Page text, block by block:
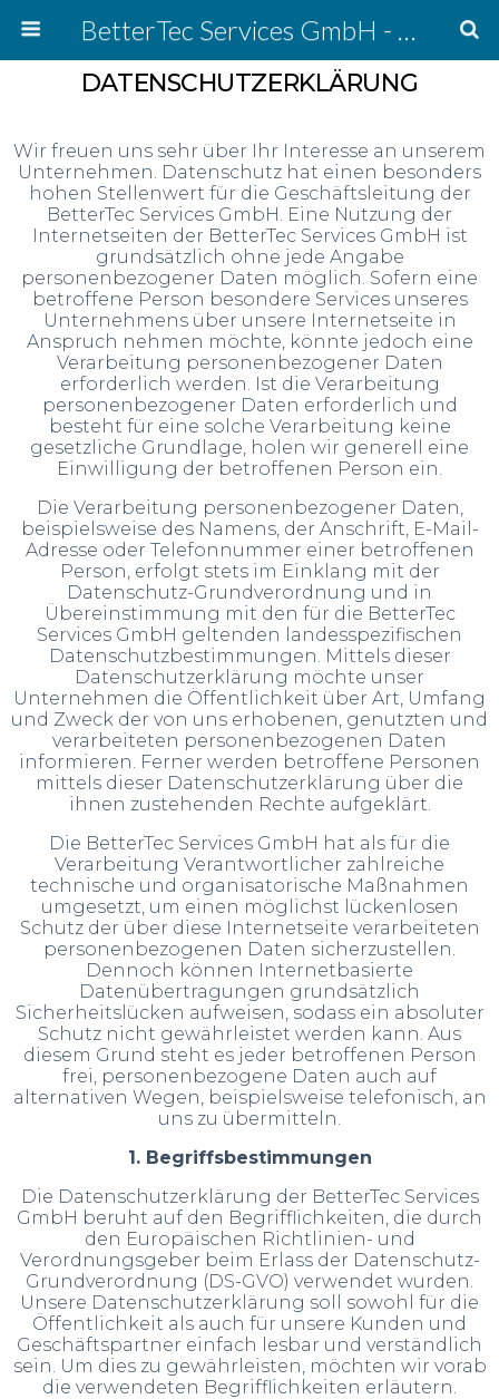
BetterTec Services GmbH - warehouse solutions
DATENSCHUTZERKLÄRUNG
Wir freuen uns sehr über Ihr Interesse an unserem
Unternehmen. Datenschutz hat einen besonders
hohen Stellenwert für die Geschäftsleitung der
BetterTec Services GmbH. Eine Nutzung der
Internetseiten der BetterTec Services GmbH ist
grundsätzlich ohne jede Angabe
personenbezogener Daten möglich. Sofern eine
betroffene Person besondere Services unseres
Unternehmens über unsere Internetseite in
Anspruch nehmen möchte, könnte jedoch eine
Verarbeitung personenbezogener Daten
erforderlich werden. Ist die Verarbeitung
personenbezogener Daten erforderlich und
besteht für eine solche Verarbeitung keine
gesetzliche Grundlage, holen wir generell eine
Einwilligung der betroffenen Person ein.
Die Verarbeitung personenbezogener Daten,
beispielsweise des Namens, der Anschrift, E-Mail-
Adresse oder Telefonnummer einer betroffenen
Person, erfolgt stets im Einklang mit der
Datenschutz-Grundverordnung und in
Übereinstimmung mit den für die BetterTec
Services GmbH geltenden landesspezifischen
Datenschutzbestimmungen. Mittels dieser
Datenschutzerklärung möchte unser
Unternehmen die Öffentlichkeit über Art, Umfang
und Zweck der von uns erhobenen, genutzten und
verarbeiteten personenbezogenen Daten
informieren. Ferner werden betroffene Personen
mittels dieser Datenschutzerklärung über die
ihnen zustehenden Rechte aufgeklärt.
Die BetterTec Services GmbH hat als für die
Verarbeitung Verantwortlicher zahlreiche
technische und organisatorische Maßnahmen
umgesetzt, um einen möglichst lückenlosen
Schutz der über diese Internetseite verarbeiteten
personenbezogenen Daten sicherzustellen.
Dennoch können Internetbasierte
Datenübertragungen grundsätzlich
Sicherheitslücken aufweisen, sodass ein absoluter
Schutz nicht gewährleistet werden kann. Aus
diesem Grund steht es jeder betroffenen Person
frei, personenbezogene Daten auch auf
alternativen Wegen, beispielsweise telefonisch, an
uns zu übermitteln.
1. Begriffsbestimmungen
Die Datenschutzerklärung der BetterTec Services
GmbH beruht auf den Begrifflichkeiten, die durch
den Europäischen Richtlinien- und
Verordnungsgeber beim Erlass der Datenschutz-
Grundverordnung (DS-GVO) verwendet wurden.
Unsere Datenschutzerklärung soll sowohl für die
Öffentlichkeit als auch für unsere Kunden und
Geschäftspartner einfach lesbar und verständlich
sein. Um dies zu gewährleisten, möchten wir vorab
die verwendeten Begrifflichkeiten erläutern.